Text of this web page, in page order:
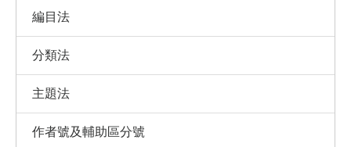
編目法
分類法
主題法
作者號及輔助區分號